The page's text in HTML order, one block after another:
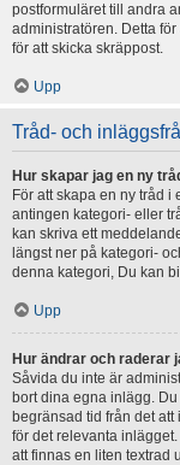
postformuläret till andra
administratören. Detta
för att skicka skräppost.
Upp
Tråd- och
Hur skapar jag en ny
För att skapa en ny tråd
antingen kategori- eller
kan skriva ett
längst ner på kategori-
denna kategori, Du kan
Upp
Hur ändrar och raderar
Såvida du inte är
bort dina egna inlägg.
begränsad tid från det
för det relevanta
att finnas en liten textrad